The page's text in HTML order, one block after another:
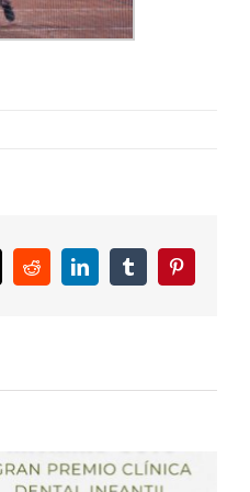
RedditLinkedInTumblrPinterest